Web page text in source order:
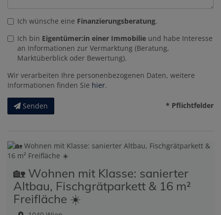
Ich wünsche eine Finanzierungsberatung.
Ich bin Eigentümer:in einer Immobilie und habe Interesse
an Informationen zur Vermarktung (Beratung,
Marktüberblick oder Bewertung).
Wir verarbeiten Ihre personenbezogenen Daten, weitere
Informationen finden Sie hier.
Senden * Pflichtfelder
🏡 Wohnen mit Klasse: sanierter
Altbau, Fischgrätparkett & 16 m²
Freifläche ☀️